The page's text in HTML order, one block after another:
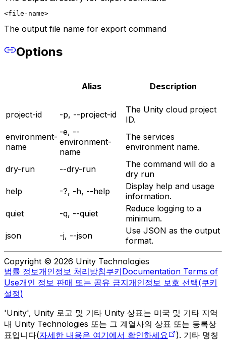
<file-name>
The output file name for export command
Options
Alias Description
project-id -p, --project-id
The Unity cloud project
ID.
environment-
name
-e, --
environment-
name
The services
environment name.
dry-run --dry-run
The command will do a
dry run
help
-?, -h, --help
Display help and usage
information.
quiet
-q, --quiet
Reduce logging to a
minimum.
json
-j, --json
Use JSON as the output
format.
Copyright © 2026 Unity Technologies
법률 정보개인정보 처리방침쿠키Documentation Terms of
Use개인 정보 판매 또는 공유 금지개인정보 보호 선택(쿠키
설정)
'Unity', Unity 로고 및 기타 Unity 상표는 미국 및 기타 지역
내 Unity Technologies 또는 그 계열사의 상표 또는 등록상
표입니다(자세한 내용은 여기에서 확인하세요
). 기타 명칭